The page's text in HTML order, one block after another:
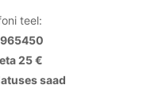
teel:
25 €
saad